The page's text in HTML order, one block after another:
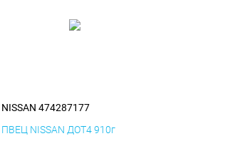
NISSAN 474287177
ПВЕЦ NISSAN ДОТ4 910г